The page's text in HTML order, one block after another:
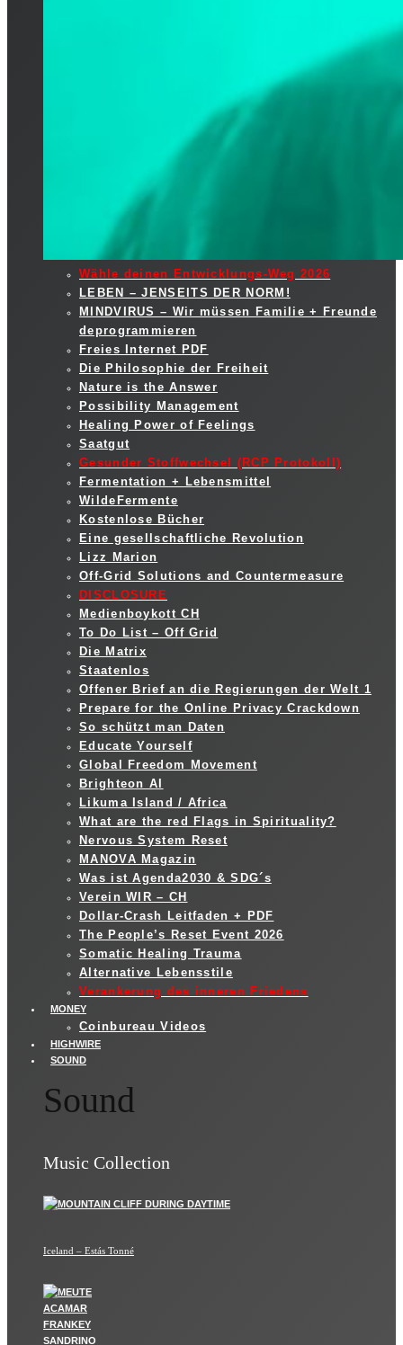
Wähle deinen Entwicklungs-Weg 2026
LEBEN – JENSEITS DER NORM!
MINDVIRUS – Wir müssen Familie + Freunde
deprogrammieren
Freies Internet PDF
Die Philosophie der Freiheit
Nature is the Answer
Possibility Management
Healing Power of Feelings
Saatgut
Gesunder Stoffwechsel (RCP Protokoll)
Fermentation + Lebensmittel
WildeFermente
Kostenlose Bücher
Eine gesellschaftliche Revolution
Lizz Marion
Off-Grid Solutions and Countermeasure
DISCLOSURE
Medienboykott CH
To Do List – Off Grid
Die Matrix
Staatenlos
Offener Brief an die Regierungen der Welt 1
Prepare for the Online Privacy Crackdown
So schützt man Daten
Educate Yourself
Global Freedom Movement
Brighteon AI
Likuma Island / Africa
What are the red Flags in Spirituality?
Nervous System Reset
MANOVA Magazin
Was ist Agenda2030 & SDG´s
Verein WIR – CH
Dollar-Crash Leitfaden + PDF
The People’s Reset Event 2026
Somatic Healing Trauma
Alternative Lebensstile
Verankerung des inneren Friedens
MONEY
Coinbureau Videos
HIGHWIRE
SOUND
Sound
Music Collection
Iceland – Estás Tonné